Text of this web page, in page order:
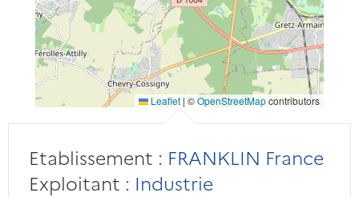
Leaflet | ©OpenStreetMapcontributors
Etablissement : FRANKLIN France
Exploitant : Industrie